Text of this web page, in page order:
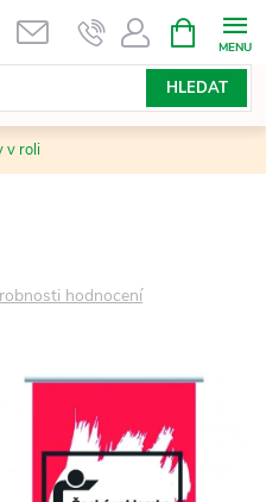
HLEDAT
NÁKUPNÍ
KOŠÍK
v roli
hodnocení